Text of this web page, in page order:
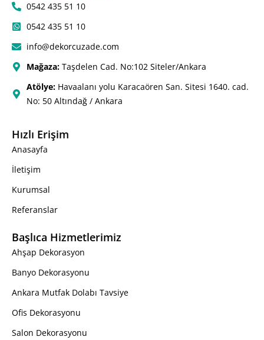
0542 435 51 10
0542 435 51 10
info@dekorcuzade.com
Mağaza: Taşdelen Cad. No:102 Siteler/Ankara
Atölye: Havaalanı yolu Karacaören San. Sitesi 1640. cad.
No: 50 Altındağ / Ankara
Hızlı Erişim
Anasayfa
İletişim
Kurumsal
Referanslar
Başlıca Hizmetlerimiz
Ahşap Dekorasyon
Banyo Dekorasyonu
Ankara Mutfak Dolabı Tavsiye
Ofis Dekorasyonu
Salon Dekorasyonu